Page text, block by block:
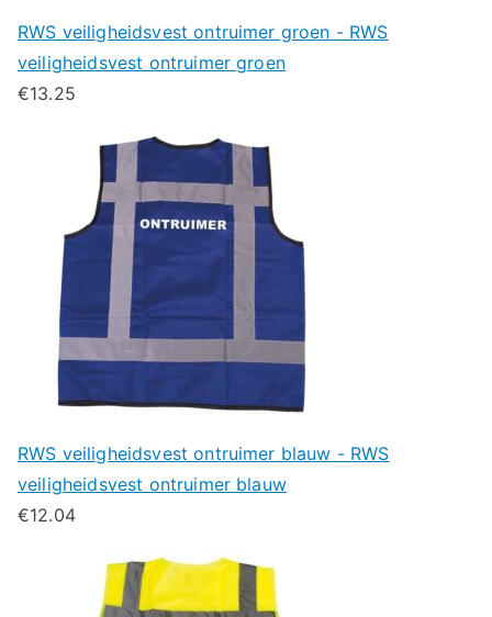
RWS veiligheidsvest ontruimer groen - RWS
veiligheidsvest ontruimer groen
€13.25
RWS veiligheidsvest ontruimer blauw - RWS
veiligheidsvest ontruimer blauw
€12.04